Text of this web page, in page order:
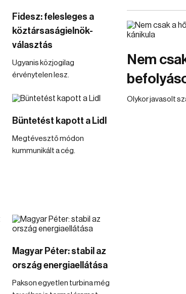
Fidesz: felesleges a
köztársaságielnök-
választás
Ugyanis közjogilag
érvénytelen lesz.
Büntetést kapott a Lidl
Megtévesztő módon
kummunikált a cég.
Magyar Péter: stabil az
ország energiaellátása
Pakson egyetlen turbina még
Nem
Olykor javasolt